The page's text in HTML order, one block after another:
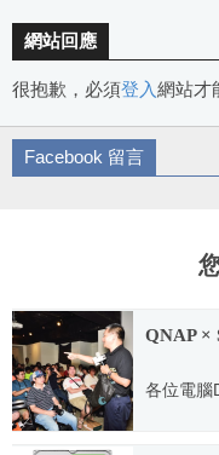
網站回應
很抱歉，必須登入網站才
Facebook 留言
QNAP ×
各位電腦